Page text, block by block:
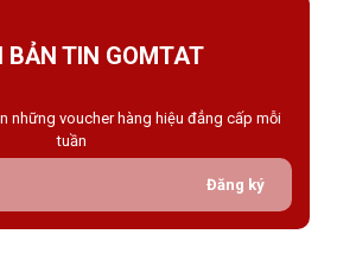
BẢN TIN GOMTAT
những voucher hàng hiệu đẳng cấp mỗi
tuần
Đăng ký